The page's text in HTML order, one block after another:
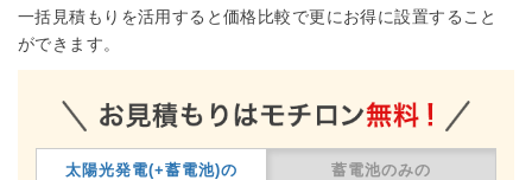
一括見積もりを活用すると価格比較で更にお得に設置すること
ができます。
太陽光発電(+蓄電池)の
蓄電池のみの